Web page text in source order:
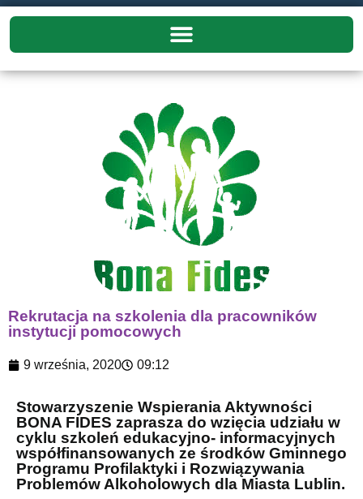
Rekrutacja na szkolenia dla pracowników
instytucji pomocowych
9 września, 2020 09:12
Stowarzyszenie Wspierania Aktywności
BONA FIDES zaprasza do wzięcia udziału w
cyklu szkoleń edukacyjno- informacyjnych
współfinansowanych ze środków Gminnego
Programu Profilaktyki i Rozwiązywania
Problemów Alkoholowych dla Miasta Lublin.